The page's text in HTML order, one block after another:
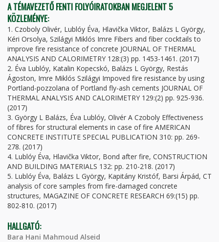
A TÉMAVEZETŐ FENTI FOLYÓIRATOKBAN MEGJELENT 5
KÖZLEMÉNYE:
1. Czoboly Olivér, Lublóy Éva, Hlavička Viktor, Balázs L György,
Kéri Orsolya, Szilágyi Miklós Imre Fibers and fiber cocktails to
improve fire resistance of concrete JOURNAL OF THERMAL
ANALYSIS AND CALORIMETRY 128:(3) pp. 1453-1461. (2017)
2. Éva Lublóy, Katalin Kopecskó, Balázs L György, Restás
Ágoston, Imre Miklós Szilágyi Impoved fire resistance by using
Portland-pozzolana of Portland fly-ash cements JOURNAL OF
THERMAL ANALYSIS AND CALORIMETRY 129:(2) pp. 925-936.
(2017)
3. György L Balázs, Éva Lublóy, Olivér A Czoboly Effectiveness
of fibres for structural elements in case of fire AMERICAN
CONCRETE INSTITUTE SPECIAL PUBLICATION 310: pp. 269-
278. (2017)
4. Lublóy Éva, Hlavička Viktor, Bond after fire, CONSTRUCTION
AND BUILDING MATERIALS 132: pp. 210-218. (2017)
5. Lublóy Éva, Balázs L György, Kapitány Kristóf, Barsi Árpád, CT
analysis of core samples from fire-damaged concrete
structures, MAGAZINE OF CONCRETE RESEARCH 69:(15) pp.
802-810. (2017)
HALLGATÓ:
Bara Hani Mahmoud Alseid